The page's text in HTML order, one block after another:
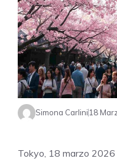
Simona Carlini18
Tokyo, 18 marzo 2026